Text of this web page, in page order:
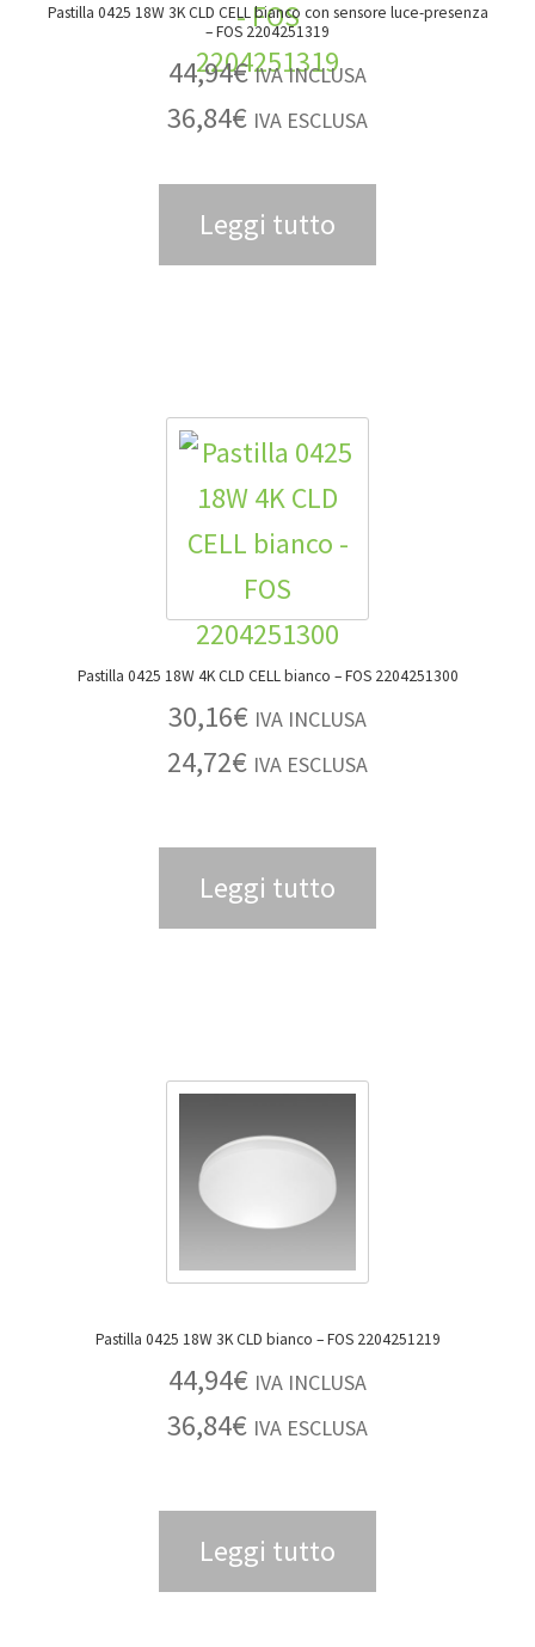
Pastilla 0425 18W 3K CLD CELL bianco con sensore luce-presenza
– FOS 2204251319
44,94€ IVA INCLUSA
36,84€ IVA ESCLUSA
Leggi tutto
Pastilla 0425 18W 4K CLD CELL bianco – FOS 2204251300
30,16€ IVA INCLUSA
24,72€ IVA ESCLUSA
Leggi tutto
Pastilla 0425 18W 3K CLD bianco – FOS 2204251219
44,94€ IVA INCLUSA
36,84€ IVA ESCLUSA
Leggi tutto